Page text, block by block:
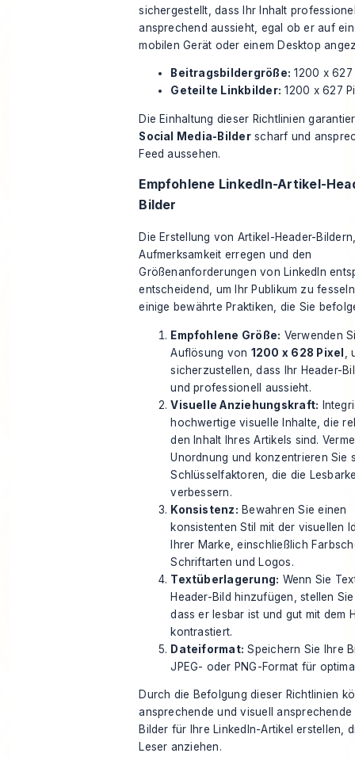
sichergestellt, dass Ihr Inhalt
ansprechend aussieht, egal ob er auf
mobilen Gerät oder einem Desktop
Beitragsbildergröße: 1200 x 627
Geteilte Linkbilder: 1200 x 627
Die Einhaltung dieser Richtlinien
Social Media-Bilderscharf und
Feed aussehen.
Empfohlene LinkedIn-Artikel-
Bilder
Die Erstellung von Artikel-Header-Bildern
Aufmerksamkeit erregen und den
Größenanforderungen von LinkedIn
entscheidend, um Ihr Publikum zu
einige bewährte Praktiken, die Sie
Empfohlene Größe: Verwenden
Auflösung von 1200 x 628 Pixel ,
sicherzustellen, dass Ihr Header-
und professionell aussieht.
Visuelle Anziehungskraft:
hochwertige visuelle Inhalte, die
den Inhalt Ihres Artikels sind.
Unordnung und konzentrieren Sie
Schlüsselfaktoren, die die
verbessern.
Konsistenz: Bewahren Sie einen
konsistenten Stil mit der visuellen
Ihrer Marke, einschließlich
Schriftarten und Logos.
Textüberlagerung: Wenn Sie
Header-Bild hinzufügen, stellen
dass er lesbar ist und gut mit dem
kontrastiert.
Dateiformat: Speichern Sie Ihre
JPEG- oder PNG-Format für
Durch die Befolgung dieser Richtlinien
ansprechende und visuell ansprechende
Bilder für Ihre LinkedIn-Artikel erstellen,
Leser anziehen.